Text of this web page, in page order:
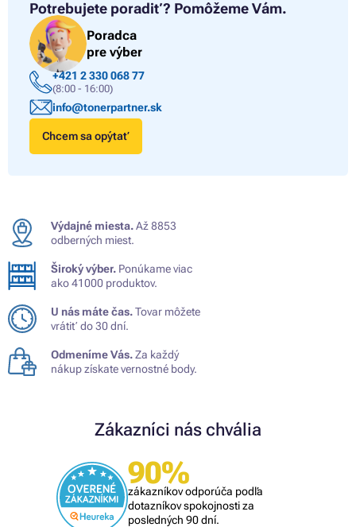
Potrebujete poradiť? Pomôžeme Vám.
Poradca
pre výber
+421 2 330 068 77
(8:00 - 16:00)
info@tonerpartner.sk
Chcem sa opýtať
Výdajné miesta.Až 8853
odberných miest.
Široký výber. Ponúkame viac
ako 41000 produktov.
U nás máte čas.Tovar môžete
vrátiť do 30 dní.
Odmeníme Vás.Za každý
nákup získate vernostné body.
Zákazníci nás chvália
90%
zákazníkov odporúča podľa
dotazníkov spokojnosti za
posledných 90 dní.